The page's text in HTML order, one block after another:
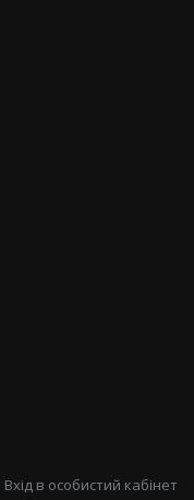
Вхід в особистий кабінет